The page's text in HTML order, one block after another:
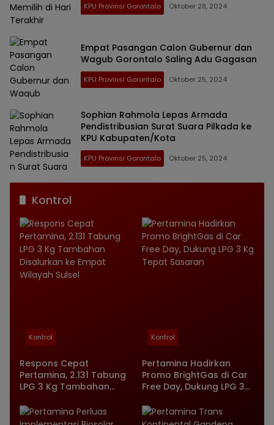
KPU Provinsi Gorontalo Oktober 28, 2024
Empat Pasangan Calon Gubernur dan
Wagub Gorontalo Saling Adu Gagasan
KPU Provinsi Gorontalo Oktober 25, 2024
Sophian Rahmola Lepas Armada
Pendistribusian Surat Suara Pilkada ke
KPU Kabupaten/Kota
KPU Provinsi Gorontalo Oktober 25, 2024
Kontrol
Kontrol
Respons Cepat
Pertamina, 2.131 Tabung
LPG 3 Kg Tambahan
Wilayah Sulsel
Kontrol
Pertamina Hadirkan
Promo BrightGas di Car
Free Day, Dukung LPG 3